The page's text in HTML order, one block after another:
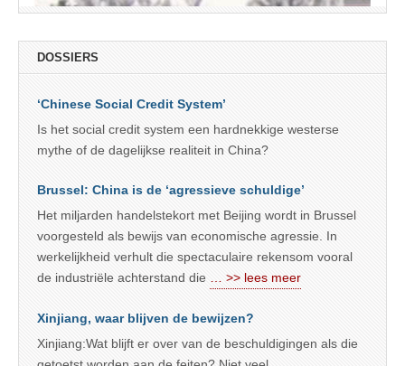
DOSSIERS
‘Chinese Social Credit System’
Is het social credit system een hardnekkige westerse
mythe of de dagelijkse realiteit in China?
Brussel: China is de ‘agressieve schuldige’
Het miljarden handelstekort met Beijing wordt in Brussel
voorgesteld als bewijs van economische agressie. In
werkelijkheid verhult die spectaculaire rekensom vooral
de industriële achterstand die
… >> lees meer
Xinjiang, waar blijven de bewijzen?
Xinjiang:Wat blijft er over van de beschuldigingen als die